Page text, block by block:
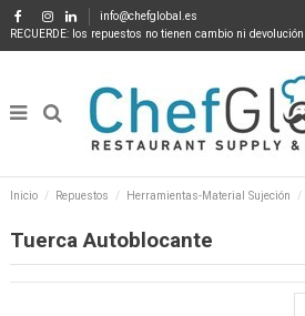
info@chefglobal.es
RECUERDE: los repuestos no tienen cambio ni devolución
Inicio Repuestos Herramientas-Material Sujeción
Tuerca Autoblocante